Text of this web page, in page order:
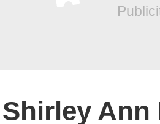
Shirley Ann